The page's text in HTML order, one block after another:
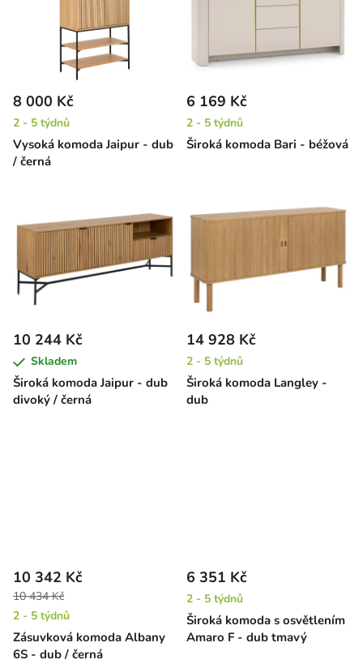
Vysoká komoda Jaipur - dub
/ černá
8 000 Kč
2 - 5 týdnů
Široká komoda Bari - béžová
6 169 Kč
2 - 5 týdnů
Široká komoda Jaipur - dub
divoký / černá
10 244 Kč
Skladem
Široká komoda Langley -
dub
14 928 Kč
2 - 5 týdnů
Zásuvková komoda Albany
6S - dub / černá
10 342 Kč
10 434 Kč
2 - 5 týdnů
Široká komoda s osvětlením
Amaro F - dub tmavý
6 351 Kč
2 - 5 týdnů